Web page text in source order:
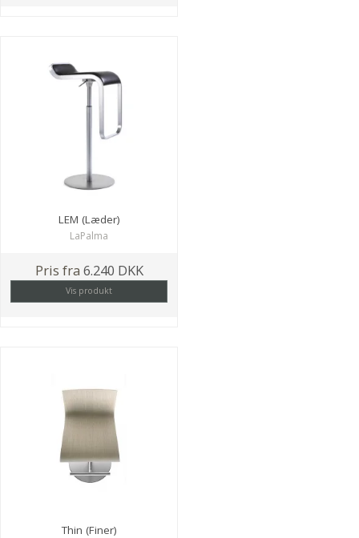
LEM (Læder)
LaPalma
Pris fra 6.240 DKK
Vis produkt
Thin (Finer)